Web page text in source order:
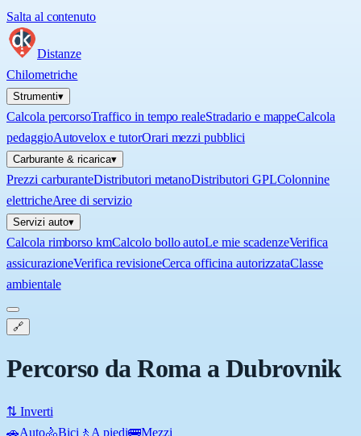
Salta al contenuto
Distanze
Chilometriche
Strumenti▾
Calcola percorsoTraffico in tempo realeStradario e mappeCalcola
pedaggioAutovelox e tutorOrari mezzi pubblici
Carburante & ricarica▾
Prezzi carburanteDistributori metanoDistributori GPLColonnine
elettricheAree di servizio
Servizi auto▾
Calcola rimborso kmCalcolo bollo autoLe mie scadenzeVerifica
assicurazioneVerifica revisioneCerca officina autorizzataClasse
ambientale
🔗
Percorso da Roma a Dubrovnik
⇅ Inverti
🚗Auto🚴Bici 🚶 A piedi🚌Mezzi